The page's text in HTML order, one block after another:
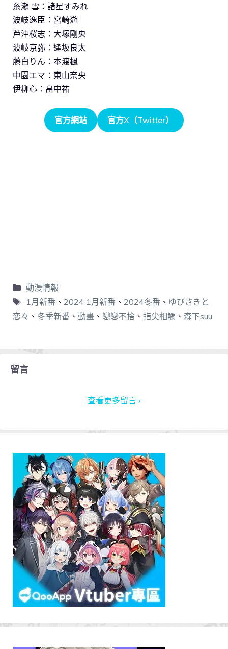
糸瀬 雪：諸星すみれ
波岐逸臣：宮崎遊
芦沖桜志：大塚剛央
波岐京弥：逢坂良太
藤白りん：本渡楓
中園エマ：東山奈央
伊柳心：畠中祐
官方網站 官方X（Twitter）
動漫情報
1月新番 、 2024 1月新番 、 2024冬番 、 ゆびさきと
恋々 、 冬季新番 、 動畫 、 戀戀不捨 、 指尖相觸 、 森下suu
留言
查看更多留言 ›